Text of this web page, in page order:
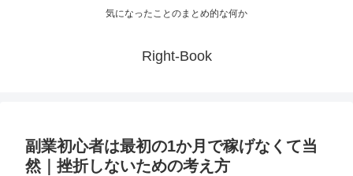
気になったことのまとめ的な何か
Right-Book
副業初心者は最初の1か月で稼げなくて当
然｜挫折しないための考え方